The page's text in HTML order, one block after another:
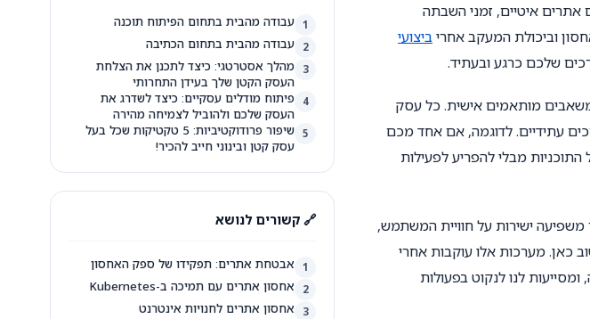
אתרים איטיים, זמני השבתה
וביכולת המעקב אחריביצועי
שלכם כרגע ובעתיד.
מותאמים אישית. כל עסק
עתידיים. לדוגמה, אם אחד מכם
מבלי להפריע לפעילות
ישירות על חוויית המשתמש,
כאן. מערכות אלו עוקבות אחרי
לנו לנקוט בפעולות
1 עבודה מהבית בתחום הפיתוח תוכנה
2 עבודה מהבית בתחום הכתיבה
3
מהלך אסטרטגי: כיצד לתכנן את הצלחת
העסק הקטן שלך בעידן התחרותי
4
פיתוח מודלים עסקיים: כיצד לשדרג את
העסק שלכם ולהוביל לצמיחה מהירה
5
שיפור פרודוקטיביות: 5 טקטיקות שכל בעל
עסק קטן ובינוני חייב להכיר!
🔗 קשורים לנושא
1 אבטחת אתרים: תפקידו של ספק האחסון
2 אחסון אתרים עם תמיכה ב-Kubernetes
3 אחסון אתרים לחנויות אינטרנט